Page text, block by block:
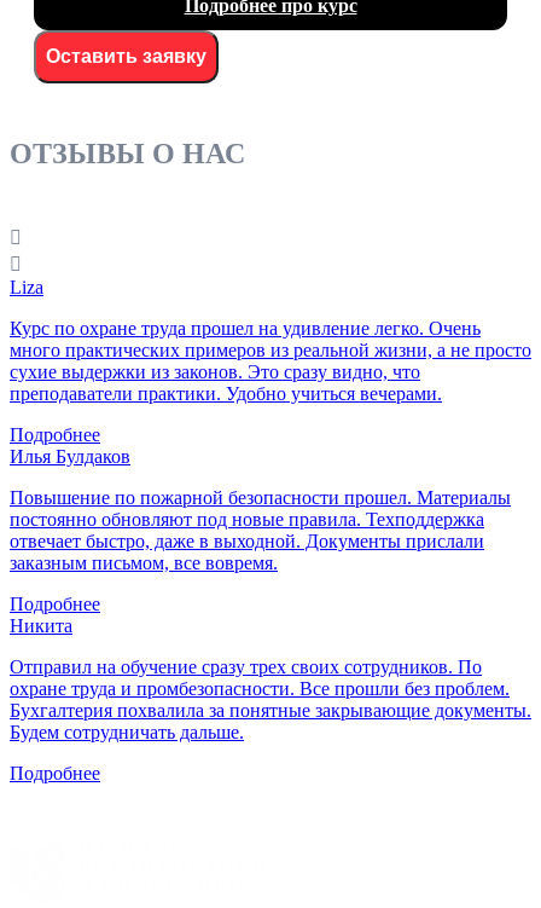
Подробнее про курс
Оставить заявку
ОТЗЫВЫ О НАС
Liza
Курс по охране труда прошел на удивление легко. Очень
много практических примеров из реальной жизни, а не просто
сухие выдержки из законов. Это сразу видно, что
преподаватели практики. Удобно учиться вечерами.
Подробнее
Илья Булдаков
Повышение по пожарной безопасности прошел. Материалы
постоянно обновляют под новые правила. Техподдержка
отвечает быстро, даже в выходной. Документы прислали
заказным письмом, все вовремя.
Подробнее
Никита
Отправил на обучение сразу трех своих сотрудников. По
охране труда и промбезопасности. Все прошли без проблем.
Бухгалтерия похвалила за понятные закрывающие документы.
Будем сотрудничать дальше.
Подробнее